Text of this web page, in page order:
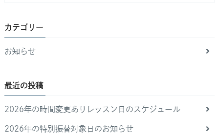
カテゴリー
お知らせ
最近の投稿
2026年の時間変更ありレッスン日のスケジュール
2026年の特別振替対象日のお知らせ